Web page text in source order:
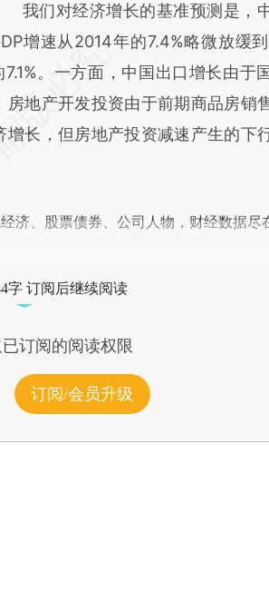
们对经济增长的基准预测是，
增速从2014年的7.4%略微放缓
7.1%。一方面，中国出口增长由于
地产开发投资由于前期商品房销
长，但房地产投资减速产生的下
济、股票债券、公司人物，财经数据尽
字 订阅后继续阅读
订阅的阅读权限
订阅/会员升级